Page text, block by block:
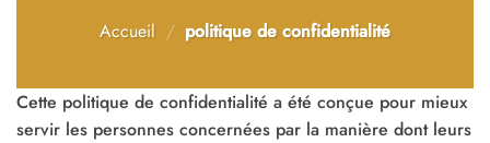
Accueil / politique de confidentialité
Cette politique de confidentialité a été conçue pour mieux
servir les personnes concernées par la manière dont leurs